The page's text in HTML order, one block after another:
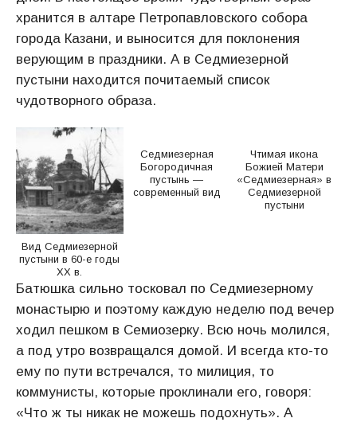
хранится в алтаре Петропавловского собора
города Казани, и выносится для поклонения
верующим в праздники. А в Седмиезерной
пустыни находится почитаемый список
чудотворного образа.
Вид Седмиезерной
пустыни в 60-е годы
ХХ в.
Седмиезерная
Богородичная
пустынь —
современный вид
Чтимая икона
Божией Матери
«Седмиезерная» в
Седмиезерной
пустыни
Батюшка сильно тосковал по Седмиезерному
монастырю и поэтому каждую неделю под вечер
ходил пешком в Семиозерку. Всю ночь молился,
а под утро возвращался домой. И всегда кто-то
ему по пути встречался, то милиция, то
коммунисты, которые проклинали его, говоря:
«Что ж ты никак не можешь подохнуть». А